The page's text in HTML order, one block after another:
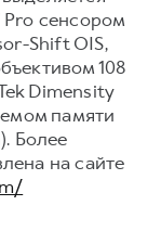
сенсором
Shift OIS,
108
Dimensity
памяти
Более
на сайте